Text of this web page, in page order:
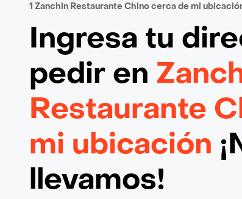
1 Zanchin Restaurante Chino cerca de mi
Ingresa tu
pedir en
Restaurante
mi ubicación
llevamos!